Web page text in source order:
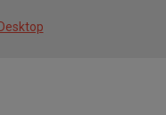
Desktop